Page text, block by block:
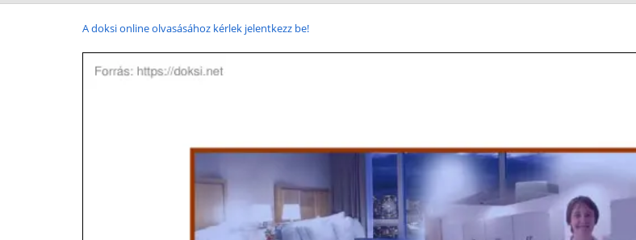
A doksi online olvasásához kérlek jelentkezz be!